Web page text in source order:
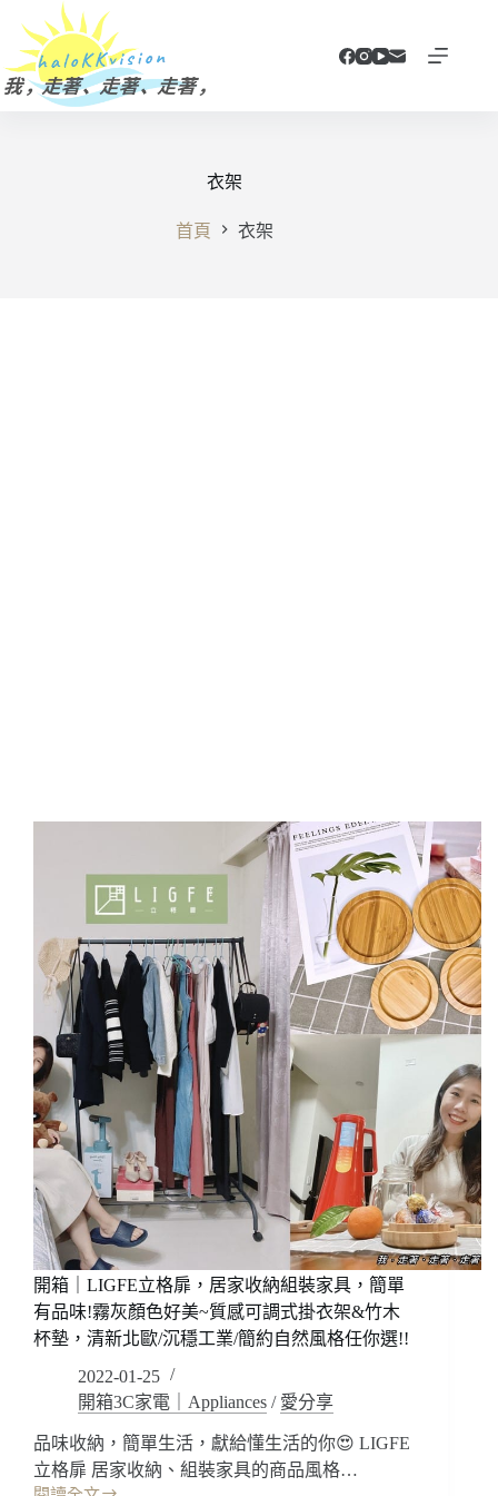
主
要
衣架
首頁 衣架
開箱｜LIGFE立格扉，居家收納組裝家具，簡單
有品味!霧灰顏色好美~質感可調式掛衣架&竹木
杯墊，清新北歐/沉穩工業/簡約自然風格任你選!!
2022-01-25
開箱3C家電｜Appliances / 愛分享
品味收納，簡單生活，獻給懂生活的你😍 LIGFE
立格扉 居家收納、組裝家具的商品風格…